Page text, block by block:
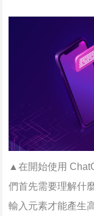
▲在開始使用
們首先需要理解什
輸入元素才能產生